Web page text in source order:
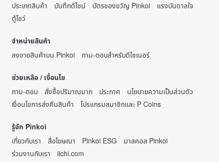
ประเภทสินค้า
บันทึกดีไซน์ บัตรของขวัญ Pinkoi
แรงบันดาลใจ
ตู้โชว์
จำหน่ายสินค้า
ลงขายสินค้าบน Pinkoi
ถาม-ตอบสำหรับดีไซเนอร์
ช่วยเหลือ / เงื่อนไข
ถาม-ตอบ
สั่งซื้อปริมาณมาก ประกาศ
นโยบายความเป็นส่วนตัว
เงื่อนไขการส่งคืนสินค้า
โปรแกรมสมาชิกและ P Coins
รู้จัก Pinkoi
เกี่ยวกับเรา
สื่อโฆษณา Pinkoi ESG
มาสคอส Pinkoi
ร่วมงานกับเรา
iichi.com